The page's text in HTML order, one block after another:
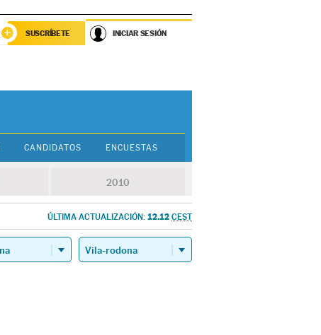
SUSCRÍBETE INICIAR SESIÓN
CANDIDATOS ENCUESTAS
2010
ÚLTIMA ACTUALIZACIÓN: 12.12 CEST